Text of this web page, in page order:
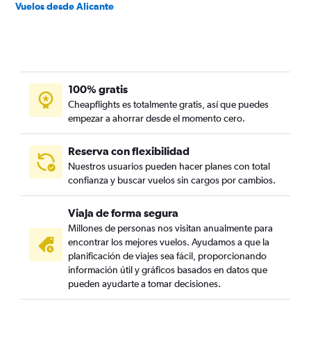
Vuelos desde Alicante
100% gratis
Cheapflights es totalmente gratis, así que puedes
empezar a ahorrar desde el momento cero.
Reserva con flexibilidad
Nuestros usuarios pueden hacer planes con total
confianza y buscar vuelos sin cargos por cambios.
Viaja de forma segura
Millones de personas nos visitan anualmente para
encontrar los mejores vuelos. Ayudamos a que la
planificación de viajes sea fácil, proporcionando
información útil y gráficos basados en datos que
pueden ayudarte a tomar decisiones.